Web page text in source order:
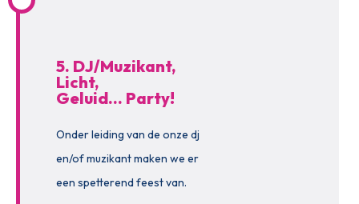
5. DJ/Muzikant,
Licht,
Geluid… Party!
Onder leiding van de onze dj
en/of muzikant maken we er
een spetterend feest van.